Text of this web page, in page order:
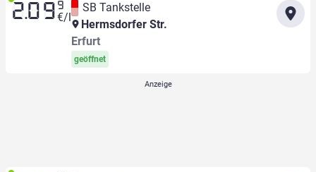
2.09 9
€/l
SB Tankstelle
Hermsdorfer Str.
Erfurt
geöffnet